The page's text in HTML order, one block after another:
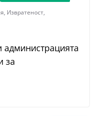
, Извратеност,
за